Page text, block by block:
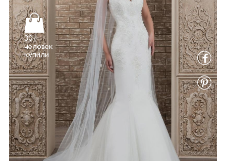
30+
человек